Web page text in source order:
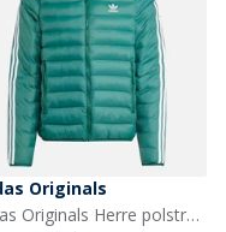
Originals
adidas Originals Herre polstret hætte dunjakke Collegiate Green/Hvid